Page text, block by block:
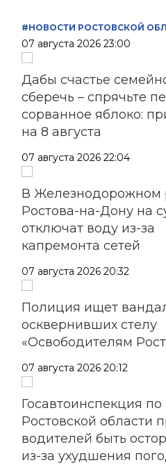
#НОВОСТИ РОСТОВСКОЙ
07 августа 2026 23:00
Дабы счастье
сберечь – спрячьте
сорванное яблоко:
на 8 августа
07 августа 2026 22:04
В Железнодорожном
Ростова-на-Дону на
отключат воду из-за
капремонта сетей
07 августа 2026 20:32
Полиция ищет
осквернивших стелу
«Освободителям
07 августа 2026 20:12
Госавтоинспекция по
Ростовской области
водителей быть
из-за ухудшения